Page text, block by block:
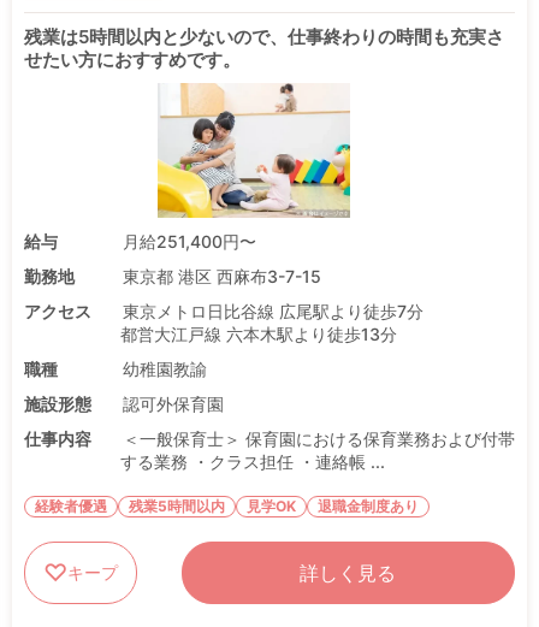
残業は5時間以内と少ないので、仕事終わりの時間も充実さ
せたい方におすすめです。
給与
月給251,400円〜
勤務地
東京都 港区 西麻布3-7-15
アクセス
東京メトロ日比谷線 広尾駅より徒歩7分
都営大江戸線 六本木駅より徒歩13分
職種
幼稚園教諭
施設形態
認可外保育園
仕事内容
＜一般保育士＞ 保育園における保育業務および付帯
する業務 ・クラス担任 ・連絡帳 ...
経験者優遇 残業5時間以内 見学OK 退職金制度あり
キープ 詳しく見る